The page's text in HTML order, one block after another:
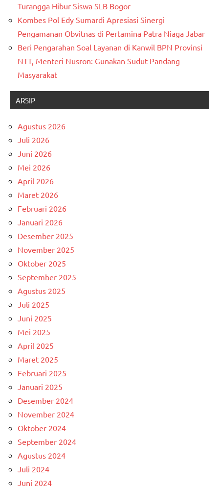
Turangga Hibur Siswa SLB Bogor
Kombes Pol Edy Sumardi Apresiasi Sinergi
Pengamanan Obvitnas di Pertamina Patra Niaga Jabar
Beri Pengarahan Soal Layanan di Kanwil BPN Provinsi
NTT, Menteri Nusron: Gunakan Sudut Pandang
Masyarakat
ARSIP
Agustus 2026
Juli 2026
Juni 2026
Mei 2026
April 2026
Maret 2026
Februari 2026
Januari 2026
Desember 2025
November 2025
Oktober 2025
September 2025
Agustus 2025
Juli 2025
Juni 2025
Mei 2025
April 2025
Maret 2025
Februari 2025
Januari 2025
Desember 2024
November 2024
Oktober 2024
September 2024
Agustus 2024
Juli 2024
Juni 2024